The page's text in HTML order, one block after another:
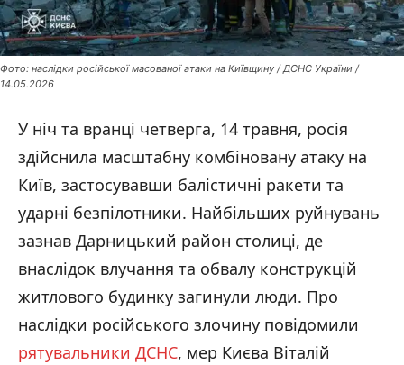
Фото: наслідки російської масованої атаки на Київщину / ДСНС України /
14.05.2026
У ніч та вранці четверга, 14 травня, росія
здійснила масштабну комбіновану атаку на
Київ, застосувавши балістичні ракети та
ударні безпілотники. Найбільших руйнувань
зазнав Дарницький район столиці, де
внаслідок влучання та обвалу конструкцій
житлового будинку загинули люди. Про
наслідки російського злочину повідомили
рятувальники ДСНС, мер Києва Віталій